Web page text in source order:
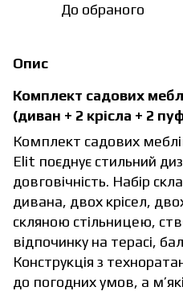
До обраного
Опис
Комплект садових
(диван + 2 крісла + 2
Комплект садових
Elit поєднує стильний
довговічність. Набір
дивана, двох крісел,
скляною стільницею,
відпочинку на терасі,
Конструкція з
до погодних умов, а